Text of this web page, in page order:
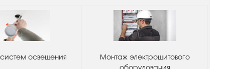
освещения
Монтаж электрощитового